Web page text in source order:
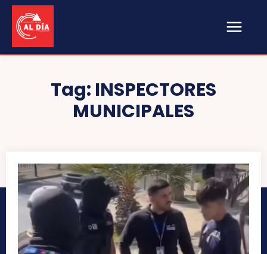
Tag: INSPECTORES
MUNICIPALES